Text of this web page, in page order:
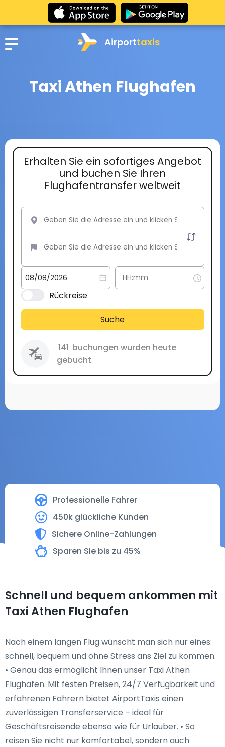
Airporttaxis
Taxi Athen Flughafen
Professionelle Fahrer
450k glückliche Kunden
Sichere Online-Zahlungen
Sparen Sie bis zu 45%
Erhalten Sie ein sofortiges Angebot
und buchen Sie Ihren
Flughafentransfer weltweit
Rückreise
Suche
141 buchungen wurden heute
gebucht
Schnell und bequem ankommen mit
Taxi Athen Flughafen
Nach einem langen Flug wünscht man sich nur eines:
schnell, bequem und ohne Stress ans Ziel zu kommen.
• Genau das ermöglicht Ihnen unser Taxi Athen
Flughafen. Mit festen Preisen, 24/7 Verfügbarkeit und
erfahrenen Fahrern bietet AirportTaxis einen
zuverlässigen Transferservice – ideal für
Geschäftsreisende ebenso wie für Urlauber. • So
reisen Sie nicht nur komfortabel, sondern auch